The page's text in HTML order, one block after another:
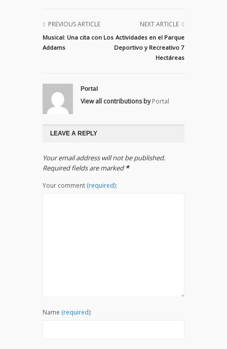
PREVIOUS ARTICLE
Musical: Una cita con Los
Addams
NEXT ARTICLE
Actividades en el Parque
Deportivo y Recreativo 7
Hectáreas
Portal
View all contributions by Portal
LEAVE A REPLY
Your email address will not be published.
Required fields are marked*
Your comment (required):
Name (required):